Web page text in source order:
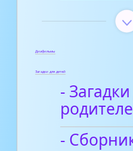
Диафильмы
Загадки для детей
-
-